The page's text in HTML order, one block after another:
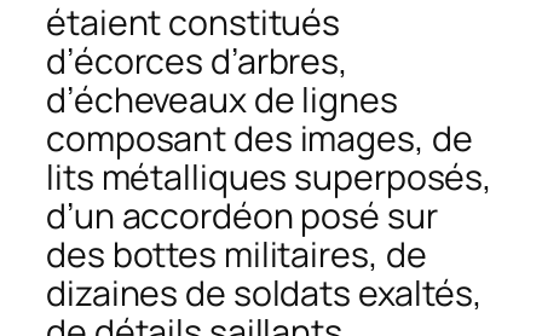
étaient constitués
d’écorces d’arbres,
d’écheveaux de lignes
composant des images, de
lits métalliques superposés,
d’un accordéon posé sur
des bottes militaires, de
dizaines de soldats exaltés,